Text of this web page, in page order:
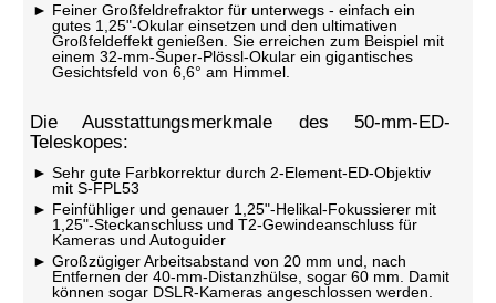
Feiner Großfeldrefraktor für unterwegs - einfach ein
gutes 1,25"-Okular einsetzen und den ultimativen
Großfeldeffekt genießen. Sie erreichen zum Beispiel mit
einem 32-mm-Super-Plössl-Okular ein gigantisches
Gesichtsfeld von 6,6° am Himmel.
Die Ausstattungsmerkmale des 50-mm-ED-
Teleskopes:
Sehr gute Farbkorrektur durch 2-Element-ED-Objektiv
mit S-FPL53
Feinfühliger und genauer 1,25"-Helikal-Fokussierer mit
1,25"-Steckanschluss und T2-Gewindeanschluss für
Kameras und Autoguider
Großzügiger Arbeitsabstand von 20 mm und, nach
Entfernen der 40-mm-Distanzhülse, sogar 60 mm. Damit
können sogar DSLR-Kameras angeschlossen werden.